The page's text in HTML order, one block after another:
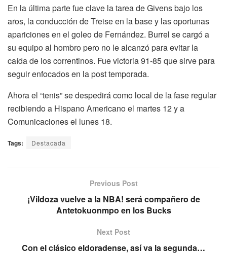
En la última parte fue clave la tarea de Givens bajo los
aros, la conducción de Treise en la base y las oportunas
apariciones en el goleo de Fernández. Burrel se cargó a
su equipo al hombro pero no le alcanzó para evitar la
caída de los correntinos. Fue victoria 91-85 que sirve para
seguir enfocados en la post temporada.
Ahora el “tenis” se despedirá como local de la fase regular
recibiendo a Hispano Americano el martes 12 y a
Comunicaciones el lunes 18.
Tags: Destacada
Previous Post
¡Vildoza vuelve a la NBA! será compañero de
Antetokuonmpo en los Bucks
Next Post
Con el clásico eldoradense, así va la segunda…